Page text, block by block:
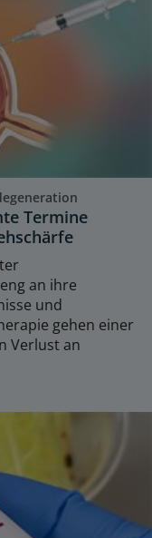
Termine
an ihre
und
gehen einer
Verlust an